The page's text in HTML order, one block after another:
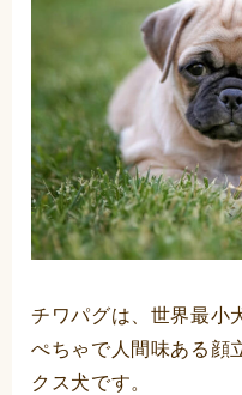
チワパグは、世界最小
ぺちゃで人間味ある顔
クス犬です。